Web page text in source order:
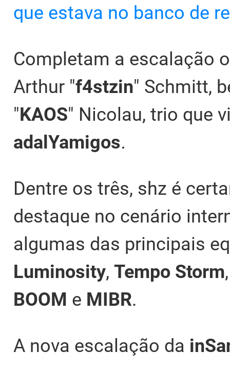
que estava no banco de
Completam a escalação
Arthur "f4stzin" Schmitt,
"KAOS" Nicolau, trio que
adalYamigos.
Dentre os três, shz é
destaque no cenário
algumas das principais
Luminosity, Tempo Storm
BOOM e MIBR.
A nova escalação da